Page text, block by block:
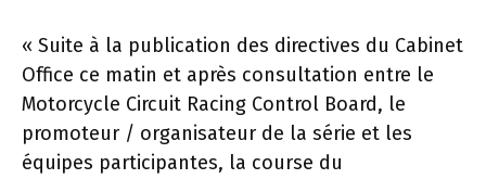
« Suite à la publication des directives du Cabinet
Office ce matin et après consultation entre le
Motorcycle Circuit Racing Control Board, le
promoteur / organisateur de la série et les
équipes participantes, la course du